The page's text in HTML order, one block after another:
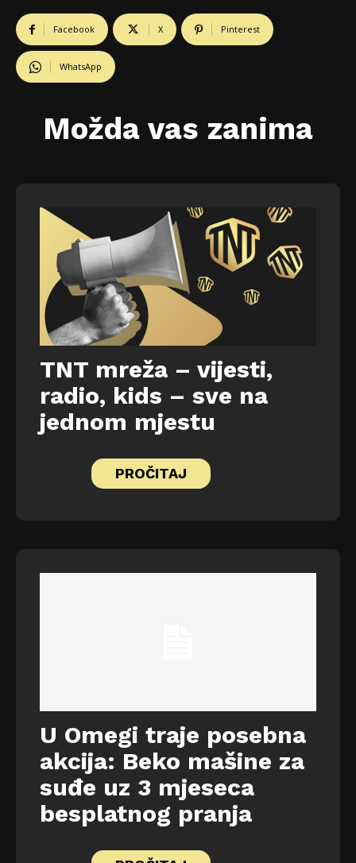
Facebook X Pinterest
WhatsApp
Možda vas zanima
TNT mreža – vijesti,
radio, kids – sve na
jednom mjestu
PROČITAJ
U Omegi traje posebna
akcija: Beko mašine za
suđe uz 3 mjeseca
besplatnog pranja